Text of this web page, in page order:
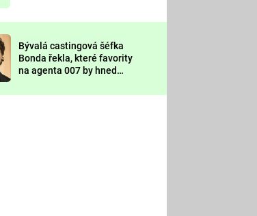
Prima LAJK
Sledujte nás
Bývalá castingová šéfka
Bonda řekla, které favority
na agenta 007 by hned